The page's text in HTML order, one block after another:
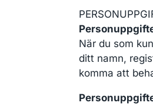
När du som
ditt namn,
komma att